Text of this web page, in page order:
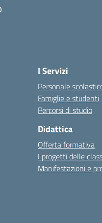
I Servizi
Personale
Famiglie e studenti
Percorsi di studio
Didattica
Offerta formativa
I progetti delle
Manifestazioni e